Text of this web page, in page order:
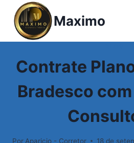
Maximo
Contrate
Bradesco
Por Aparicio - Corretor 18 de